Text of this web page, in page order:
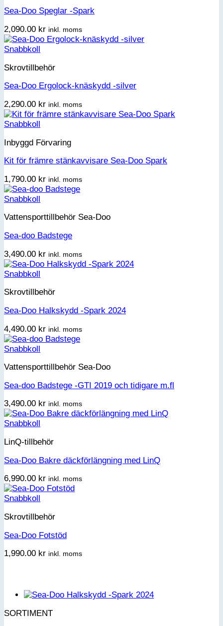
Sea-Doo Speglar -Spark
2,090.00 kr inkl. moms
Snabbkoll
Skrovtillbehör
Sea-Doo Ergolock-knäskydd -silver
2,290.00 kr inkl. moms
Snabbkoll
Inbyggd Förvaring
Kit för främre stänkavvisare Sea-Doo Spark
1,790.00 kr inkl. moms
Snabbkoll
Vattensporttillbehör Sea-Doo
Sea-doo Badstege
3,490.00 kr inkl. moms
Snabbkoll
Skrovtillbehör
Sea-Doo Halkskydd -Spark 2024
4,490.00 kr inkl. moms
Snabbkoll
Vattensporttillbehör Sea-Doo
Sea-doo Badstege -GTI 2019 och tidigare m.fl
3,490.00 kr inkl. moms
Snabbkoll
LinQ-tillbehör
Sea-Doo Bakre däckförlängning med LinQ
6,990.00 kr inkl. moms
Snabbkoll
Skrovtillbehör
Sea-Doo Fotstöd
1,990.00 kr inkl. moms
SORTIMENT